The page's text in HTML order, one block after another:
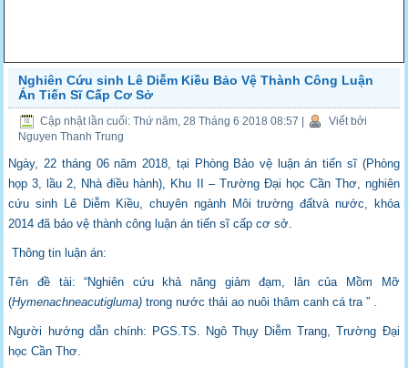
Nghiên Cứu sinh Lê Diễm Kiều Bảo Vệ Thành Công Luận
Án Tiến Sĩ Cấp Cơ Sở
Cập nhật lần cuối: Thứ năm, 28 Tháng 6 2018 08:57
Viết bởi
Nguyen Thanh Trung
Ngày, 22 tháng 06 năm 2018, tại Phòng Bảo vệ luận án tiến sĩ (Phòng
họp 3, lầu 2, Nhà điều hành), Khu II – Trường Đại học Cần Thơ, nghiên
cứu sinh Lê Diễm Kiều, chuyên ngành Môi trường đấtvà nước, khóa
2014 đã bảo vệ thành công luận án tiến sĩ cấp cơ sở.
Thông tin luận án:
Tên đề tài: “Nghiên cứu khả năng giảm đạm, lân của Mồm Mỡ
(Hymenachneacutigluma) trong nước thải ao nuôi thâm canh cá tra ” .
Người hướng dẫn chính: PGS.TS. Ngô Thụy Diễm Trang, Trường Đại
học Cần Thơ.